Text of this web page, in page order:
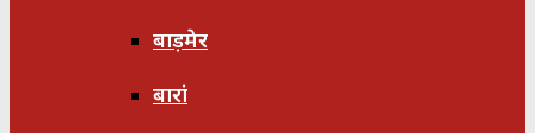
बाड़मेर
बारां